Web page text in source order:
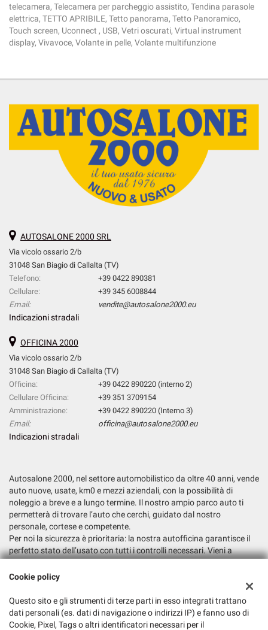
telecamera, Telecamera per parcheggio assistito, Tendina parasole
elettrica, TETTO APRIBILE, Tetto panorama, Tetto Panoramico,
Touch screen, Uconnect , USB, Vetri oscurati, Virtual instrument
display, Vivavoce, Volante in pelle, Volante multifunzione
AUTOSALONE 2000 SRL
Via vicolo ossario 2/b
31048 San Biagio di Callalta (TV)
Telefono:
+39 0422 890381
Cellulare:
+39 345 6008844
Email:
vendite@autosalone2000.eu
Indicazioni stradali
OFFICINA 2000
Via vicolo ossario 2/b
31048 San Biagio di Callalta (TV)
Officina:
+39 0422 890220 (interno 2)
Cellulare Officina:
+39 351 3709154
Amministrazione:
+39 0422 890220 (Interno 3)
Email:
officina@autosalone2000.eu
Indicazioni stradali
Autosalone 2000, nel settore automobilistico da oltre 40 anni, vende
auto nuove, usate, km0 e mezzi aziendali, con la possibilità di
noleggio a breve e a lungo termine. Il nostro ampio parco auto ti
permetterà di trovare l’auto che cerchi, guidato dal nostro
personale, cortese e competente.
Per noi la sicurezza è prioritaria: la nostra autofficina garantisce il
perfetto stato dell’usato con tutti i controlli necessari. Vieni a
Autosalone 2000 Srl
Via Argine San Marco, 6, San Biagio di Callalta (TV)
C.F/P.IVA:03147730265
Cookie policy
Questo sito e gli strumenti di terze parti in esso integrati trattano
dati personali (es. dati di navigazione o indirizzi IP) e fanno uso di
Cookie, Pixel, Tags o altri identificatori necessari per il